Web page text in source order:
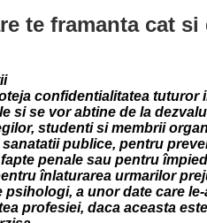
te framanta cat
confidentialitatea tuturor
si se vor abtine de la
studenti si membrii
publice, pentru
penale sau pentru
înlaturarea urmarilor
psihologi, a unor date care
profesiei, daca aceasta